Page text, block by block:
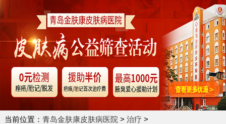
当前位置： 青岛金肤康皮肤病医院 > 治疗 >